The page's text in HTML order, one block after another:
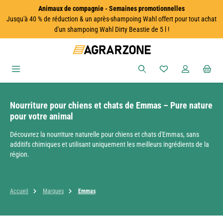
Passer au contenu principalAnimaux de compagnie - Semaines promotionnelles
Jusqu'à 40 % de réduction & un après-shampoing Wahl offert pour tout achat
d'un shampoing Wahl Dirty Beastie de 5 l !
Vous avez 0
Nourriture pour chiens et chats de Emmas – Pure nature
pour votre animal
Découvrez la nourriture naturelle pour chiens et chats d'Emmas, sans
additifs chimiques et utilisant uniquement les meilleurs ingrédients de la
région.
Accueil Marques Emmas